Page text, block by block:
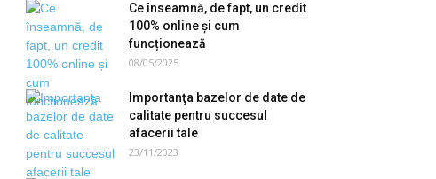
Ce înseamnă, de fapt, un credit
100% online și cum
funcționează
08/05/2025
Importanţa bazelor de date de
calitate pentru succesul
afacerii tale
23/11/2023